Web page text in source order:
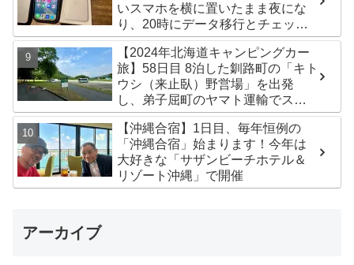
いスマホを横に置いたまま夜にな
り、20時にデータ移行とチェック
が無事完了！午後からの写真がほ
ぼありません^^;
【2024年北海道キャンピングカー
旅】58日目 8泊した釧路町の「キト
ウシ（来止臥）野営場」を出発
し、弟子屈町のヤマト運輸でステ
ッカー受け取り！今日は北見市の
無料キャンプ場「つつじ公園キャ
ンプ場」まで
【沖縄合宿】1日目、毎年恒例の
「沖縄合宿」始まります！今年は
大好きな「サザンビーチホテル＆
リゾート沖縄」で開催
アーカイブ